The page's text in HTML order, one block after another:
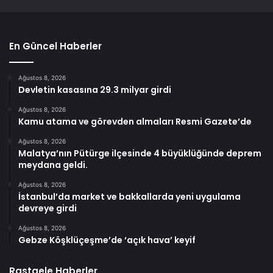
En Güncel Haberler
Ağustos 8, 2026
Devletin kasasına 29.3 milyar girdi
Ağustos 8, 2026
Kamu atama ve görevden almaları Resmi Gazete’de
Ağustos 8, 2026
Malatya’nın Pütürge ilçesinde 4 büyüklüğünde deprem
meydana geldi.
Ağustos 8, 2026
İstanbul’da market ve bakkallarda yeni uygulama
devreye girdi
Ağustos 8, 2026
Gebze Köşklüçeşme’de ‘açık hava’ keyif